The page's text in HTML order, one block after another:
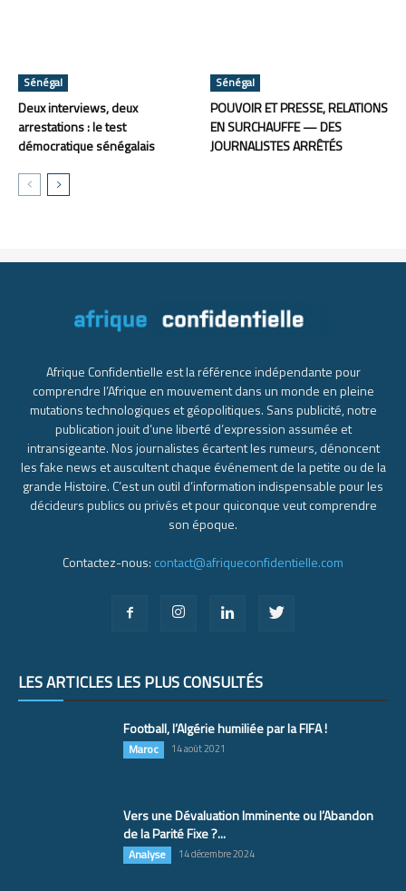
Sénégal
Deux interviews, deux
arrestations : le test
démocratique sénégalais
Sénégal
POUVOIR ET PRESSE, RELATIONS
EN SURCHAUFFE — DES
JOURNALISTES ARRÊTÉS
Afrique Confidentielle est la référence indépendante pour
comprendre l’Afrique en mouvement dans un monde en pleine
mutations technologiques et géopolitiques. Sans publicité, notre
publication jouit d’une liberté d’expression assumée et
intransigeante. Nos journalistes écartent les rumeurs, dénoncent
les fake news et auscultent chaque événement de la petite ou de la
grande Histoire. C’est un outil d’information indispensable pour les
décideurs publics ou privés et pour quiconque veut comprendre
son époque.
Contactez-nous: contact@afriqueconfidentielle.com
LES ARTICLES LES PLUS CONSULTÉS
Football, l’Algérie humiliée par la FIFA !
Maroc 14 août 2021
Vers une Dévaluation Imminente ou l’Abandon
de la Parité Fixe ?...
Analyse 14 décembre 2024